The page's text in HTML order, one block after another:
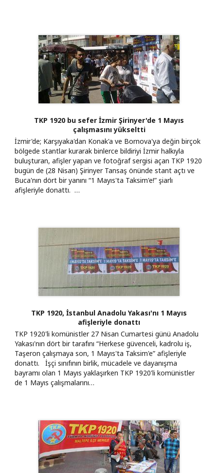
TKP 1920 bu sefer İzmir Şirinyer'de 1 Mayıs
çalışmasını yükseltti
İzmir'de; Karşıyaka'dan Konak'a ve Bornova'ya değin birçok
bölgede stantlar kurarak binlerce bildiriyi İzmir halkıyla
buluşturan, afişler yapan ve fotoğraf sergisi açan TKP 1920
bugün de (28 Nisan) Şirinyer Tansaş önünde stant açtı ve
Buca'nın dört bir yanını “1 Mayıs'ta Taksim'e!” şiarlı
afişleriyle donattı. …
TKP 1920, İstanbul Anadolu Yakası'nı 1 Mayıs
afişleriyle donattı
TKP 1920'li komünistler 27 Nisan Cumartesi günü Anadolu
Yakası'nın dört bir tarafını “Herkese güvenceli, kadrolu iş,
Taşeron çalışmaya son, 1 Mayıs'ta Taksim'e” afişleriyle
donattı. İşçi sınıfının birlik, mücadele ve dayanışma
bayramı olan 1 Mayıs yaklaşırken TKP 1920'li komünistler
de 1 Mayıs çalışmalarını…